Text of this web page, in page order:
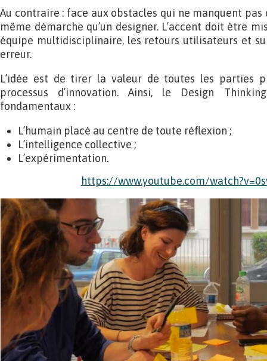
Au contraire : face aux obstacles qui ne manquent
même démarche qu’un designer. L’accent doit être
équipe multidisciplinaire, les retours utilisateurs et
erreur.
L’idée est de tirer la valeur de toutes les parties
processus d’innovation. Ainsi, le Design
fondamentaux :
L’humain placé au centre de toute réflexion ;
L’intelligence collective ;
L’expérimentation.
https://www.youtube.com/